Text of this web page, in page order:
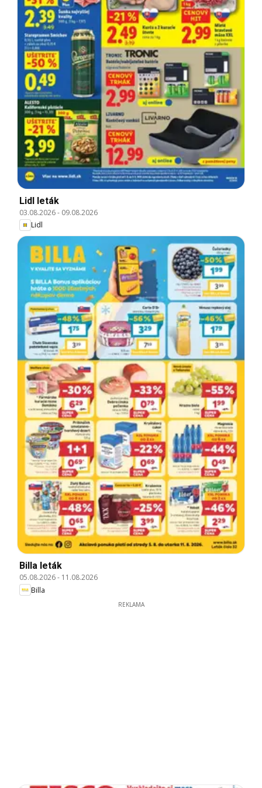
Lidl leták
03.08.2026- 09.08.2026
Lidl
Billa leták
05.08.2026- 11.08.2026
Billa
REKLAMA